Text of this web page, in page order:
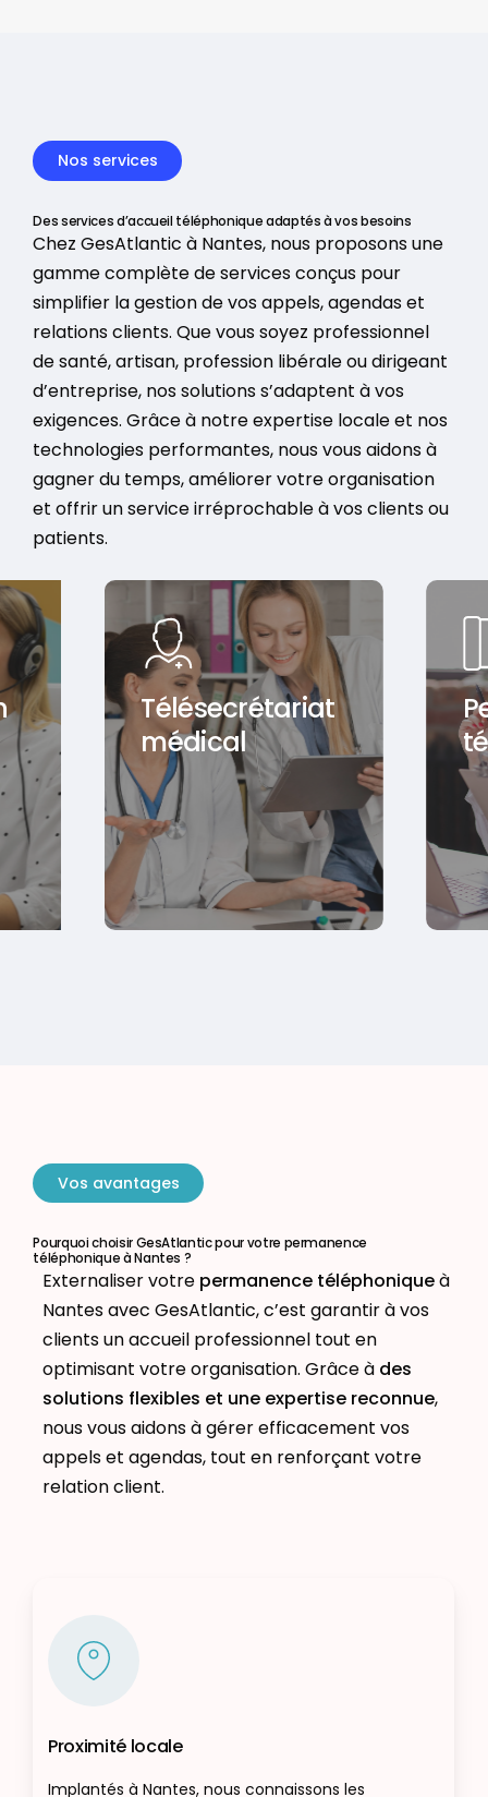
Nos services
Des services d’accueil téléphonique adaptés à vos besoins
Chez GesAtlantic à Nantes, nous proposons une
gamme complète de services conçus pour
simplifier la gestion de vos appels, agendas et
relations clients. Que vous soyez professionnel
de santé, artisan, profession libérale ou dirigeant
d’entreprise, nos solutions s’adaptent à vos
exigences. Grâce à notre expertise locale et nos
technologies performantes, nous vous aidons à
gagner du temps, améliorer votre organisation
et offrir un service irréprochable à vos clients ou
patients.
Télésecrétariat
médical
Vos avantages
Pourquoi choisir GesAtlantic pour votre permanence
téléphonique à Nantes ?
Externaliser votre permanence téléphoniqueà
Nantes avec GesAtlantic, c’est garantir à vos
clients un accueil professionnel tout en
optimisant votre organisation. Grâce à des
solutions flexibles et une expertise reconnue,
nous vous aidons à gérer efficacement vos
appels et agendas, tout en renforçant votre
relation client.
Proximité locale
Implantés à Nantes, nous connaissons les